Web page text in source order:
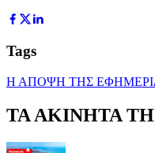
Tags
Η ΑΠΟΨΗ ΤΗΣ
ΤΑ ΑΚΙΝΗΤΑ